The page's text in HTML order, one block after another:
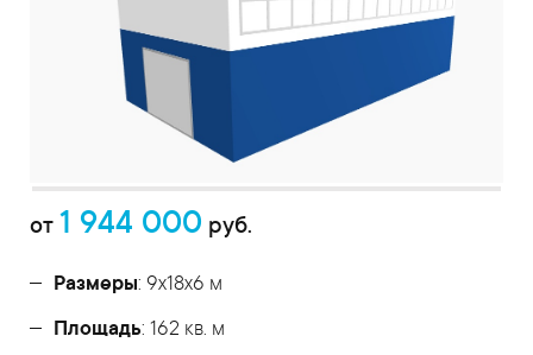
от 1 944 000 руб.
Размеры: 9х18х6 м
Площадь: 162 кв. м